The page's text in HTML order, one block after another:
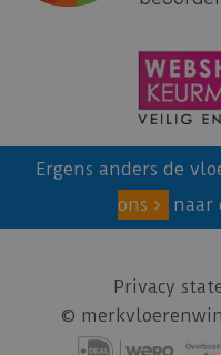
Ergens anders de
ons
naar
Privacy
©